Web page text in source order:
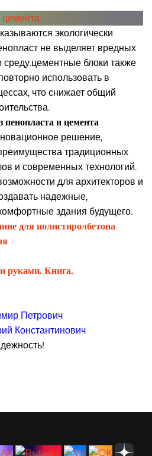
экологически
не выделяет вредных
блоки также
использовать в
что снижает общий
пенопласта и цемента
решение,
традиционных
и современных технологий.
для архитекторов и
надежные,
здания будущего.
для полистиролбетона
руками. Книга.
Петрович
Константинович